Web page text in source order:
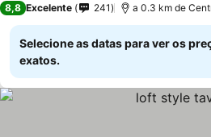
8,8 Excelente 241 a 0.3 km de
Selecione as datas para ver os
exatos.